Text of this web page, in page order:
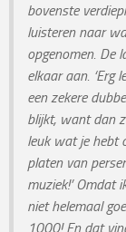
bovenste
luisteren naar
opgenomen. De
elkaar aan. ‘Erg
een zekere
blijkt, want dan
leuk wat je hebt
platen van
muziek!’ Omdat
niet helemaal
1000! En dat